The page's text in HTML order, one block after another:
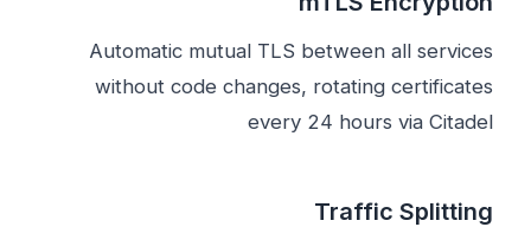
Automatic mutual TLS between all services
without code changes, rotating certificates
every 24 hours via Citadel
Traffic Splitting